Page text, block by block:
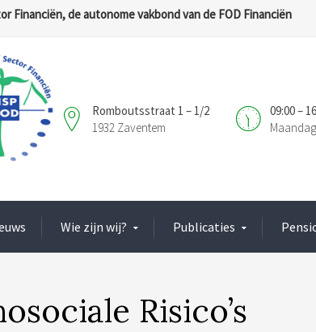
Financiën, de autonome vakbond van de FOD Financiën
09:00 –
Romboutsstraat 1 – 1/2
1932 Zaventem
Wie zijn wij? Publicaties
Risico’s